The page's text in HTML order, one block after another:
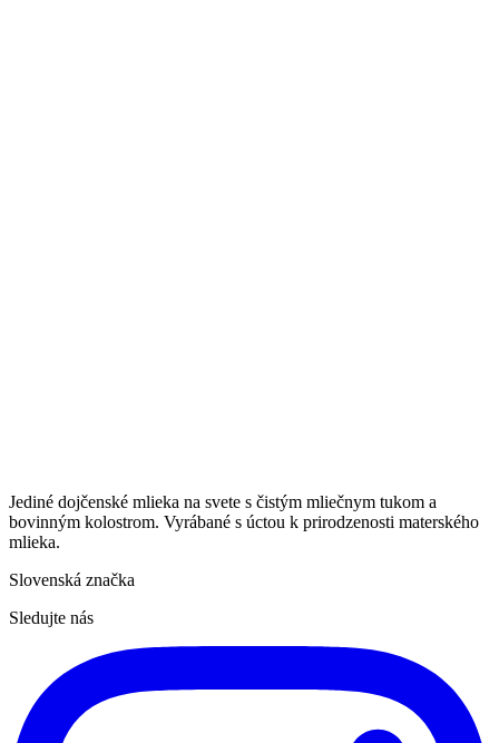
Jediné dojčenské mlieka na svete s čistým mliečnym tukom a
bovinným kolostrom. Vyrábané s úctou k prirodzenosti materského
mlieka.
Slovenská značka
Sledujte nás